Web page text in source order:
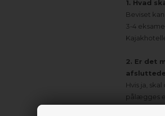
1. Hvad
Beviset
3-4
2. Er det
Hvis ja,
pålægges